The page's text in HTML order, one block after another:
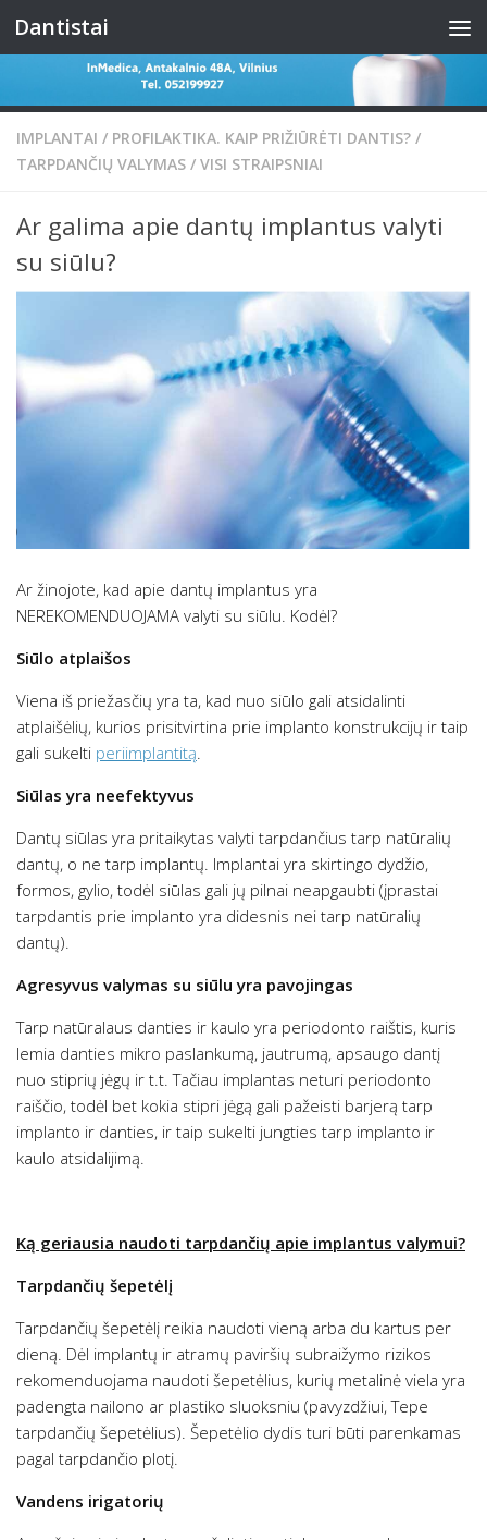
Skip to content
Dantistai
IMPLANTAI / PROFILAKTIKA. KAIP PRIŽIŪRĖTI DANTIS? /
TARPDANČIŲ VALYMAS / VISI STRAIPSNIAI
Ar galima apie dantų implantus valyti
su siūlu?
Ar žinojote, kad apie dantų implantus yra
NEREKOMENDUOJAMA valyti su siūlu. Kodėl?
Siūlo atplaišos
Viena iš priežasčių yra ta, kad nuo siūlo gali atsidalinti
atplaišėlių, kurios prisitvirtina prie implanto konstrukcijų ir taip
gali sukelti periimplantitą.
Siūlas yra neefektyvus
Dantų siūlas yra pritaikytas valyti tarpdančius tarp natūralių
dantų, o ne tarp implantų. Implantai yra skirtingo dydžio,
formos, gylio, todėl siūlas gali jų pilnai neapgaubti (įprastai
tarpdantis prie implanto yra didesnis nei tarp natūralių
dantų).
Agresyvus valymas su siūlu yra pavojingas
Tarp natūralaus danties ir kaulo yra periodonto raištis, kuris
lemia danties mikro paslankumą, jautrumą, apsaugo dantį
nuo stiprių jėgų ir t.t. Tačiau implantas neturi periodonto
raiščio, todėl bet kokia stipri jėgą gali pažeisti barjerą tarp
implanto ir danties, ir taip sukelti jungties tarp implanto ir
kaulo atsidalijimą.
Ką geriausia naudoti tarpdančių apie implantus valymui?
Tarpdančių šepetėlį
Tarpdančių šepetėlį reikia naudoti vieną arba du kartus per
dieną. Dėl implantų ir atramų paviršių subraižymo rizikos
rekomenduojama naudoti šepetėlius, kurių metalinė viela yra
padengta nailono ar plastiko sluoksniu (pavyzdžiui, Tepe
tarpdančių šepetėlius). Šepetėlio dydis turi būti parenkamas
pagal tarpdančio plotį.
Vandens irigatorių